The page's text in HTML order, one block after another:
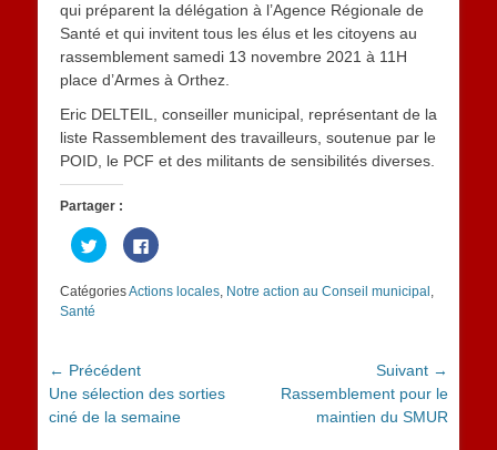
qui préparent la délégation à l’Agence Régionale de
Santé et qui invitent tous les élus et les citoyens au
rassemblement samedi 13 novembre 2021 à 11H
place d’Armes à Orthez.
Eric DELTEIL, conseiller municipal, représentant de la
liste Rassemblement des travailleurs, soutenue par le
POID, le PCF et des militants de sensibilités diverses.
Partager :
Cliquez
pour
partager
sur
Twitter(ouvre
Cliquez
pour
Facebook(ouvre
CatégoriesActions locales, Notre action au Conseil municipal ,
Santé
Navigation
de
l’article
← Précédent
Article
précédent :
Une sélection des sorties
ciné de la semaine
Suivant →
ArticleRassemblement pour le
maintien du SMUR